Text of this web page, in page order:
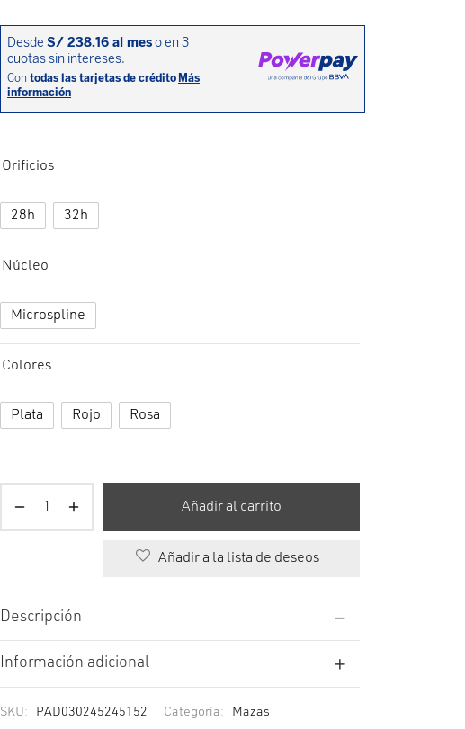
Orificios
28h 32h
Núcleo
Microspline
Colores
Plata Rojo Rosa
Añadir al carrito
Añadir a la lista de deseos
Descripción
Información adicional
SKU: PAD030245245152 Categoría: Mazas